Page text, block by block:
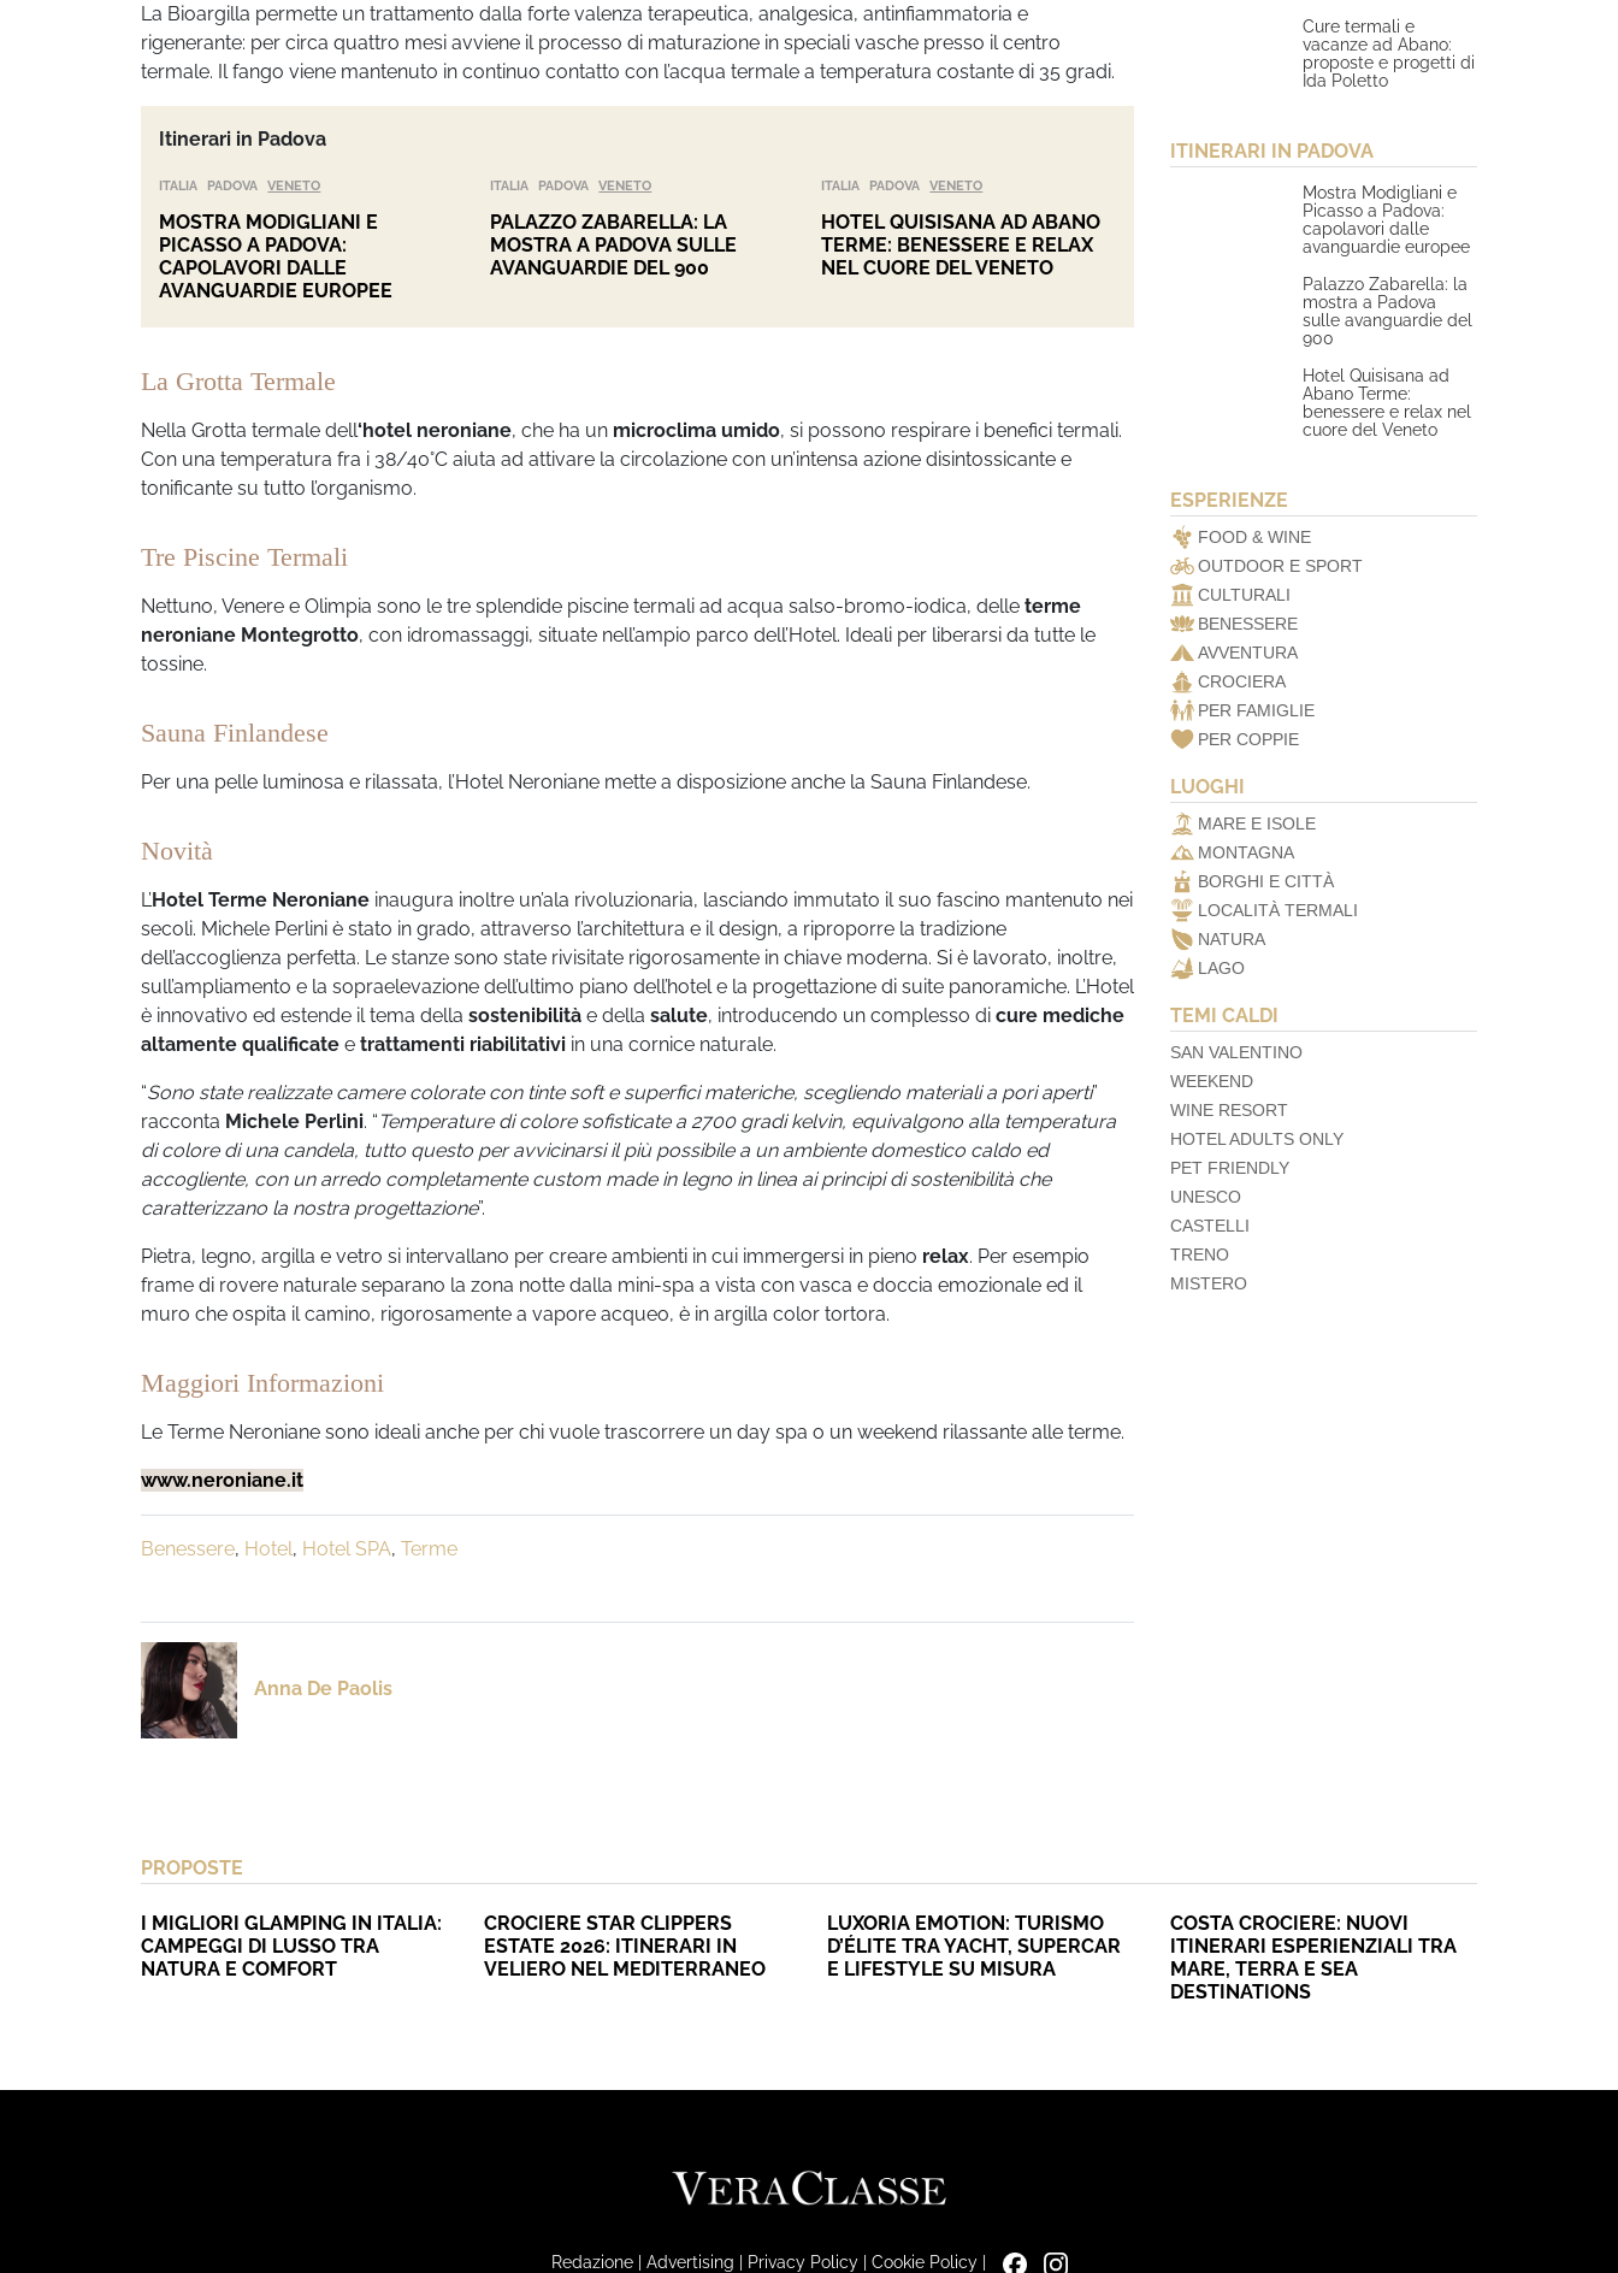
La Bioargilla permette un trattamento dalla forte valenza terapeutica, analgesica, antinfiammatoria e
rigenerante: per circa quattro mesi avviene il processo di maturazione in speciali vasche presso il centro
termale. Il fango viene mantenuto in continuo contatto con l’acqua termale a temperatura costante di 35 gradi.
Itinerari in Padova
ITALIA PADOVA VENETO
MOSTRA MODIGLIANI E
PICASSO A PADOVA:
CAPOLAVORI DALLE
AVANGUARDIE EUROPEE
ITALIA PADOVA VENETO
PALAZZO ZABARELLA: LA
MOSTRA A PADOVA SULLE
AVANGUARDIE DEL 900
ITALIA PADOVA VENETO
HOTEL QUISISANA AD ABANO
TERME: BENESSERE E RELAX
NEL CUORE DEL VENETO
La Grotta Termale
Nella Grotta termale dell‘hotel neroniane, che ha un microclima umido, si possono respirare i benefici termali.
Con una temperatura fra i 38/40°C aiuta ad attivare la circolazione con un’intensa azione disintossicante e
tonificante su tutto l’organismo.
Tre Piscine Termali
Nettuno, Venere e Olimpia sono le tre splendide piscine termali ad acqua salso-bromo-iodica, delle terme
neroniane Montegrotto, con idromassaggi, situate nell’ampio parco dell’Hotel. Ideali per liberarsi da tutte le
tossine.
Sauna Finlandese
Per una pelle luminosa e rilassata, l’Hotel Neroniane mette a disposizione anche la Sauna Finlandese.
Novità
L’Hotel Terme Neroniane inaugura inoltre un’ala rivoluzionaria, lasciando immutato il suo fascino mantenuto nei
secoli. Michele Perlini è stato in grado, attraverso l’architettura e il design, a riproporre la tradizione
dell’accoglienza perfetta. Le stanze sono state rivisitate rigorosamente in chiave moderna. Si è lavorato, inoltre,
sull’ampliamento e la sopraelevazione dell’ultimo piano dell’hotel e la progettazione di suite panoramiche. L’Hotel
è innovativo ed estende il tema della sostenibilità e della salute, introducendo un complesso di cure mediche
altamente qualificate e trattamenti riabilitativi in una cornice naturale.
“Sono state realizzate camere colorate con tinte soft e superfici materiche, scegliendo materiali a pori aperti”
racconta Michele Perlini. “ Temperature di colore sofisticate a 2700 gradi kelvin, equivalgono alla temperatura
di colore di una candela, tutto questo per avvicinarsi il più possibile a un ambiente domestico caldo ed
accogliente, con un arredo completamente custom made in legno in linea ai principi di sostenibilità che
caratterizzano la nostra progettazione”.
Pietra, legno, argilla e vetro si intervallano per creare ambienti in cui immergersi in pieno relax. Per esempio
frame di rovere naturale separano la zona notte dalla mini-spa a vista con vasca e doccia emozionale ed il
muro che ospita il camino, rigorosamente a vapore acqueo, è in argilla color tortora.
Maggiori Informazioni
Le Terme Neroniane sono ideali anche per chi vuole trascorrere un day spa o un weekend rilassante alle terme.
www.neroniane.it
Benessere, Hotel, Hotel SPA, Terme
Anna De Paolis
Cure termali e
vacanze ad Abano:
proposte e progetti di
Ida Poletto
ITINERARI IN PADOVA
Mostra Modigliani e
Picasso a Padova:
capolavori dalle
avanguardie europee
Palazzo Zabarella: la
mostra a Padova
sulle avanguardie del
900
Hotel Quisisana ad
Abano Terme:
benessere e relax nel
cuore del Veneto
ESPERIENZE
FOOD & WINE
OUTDOOR E SPORT
CULTURALI
BENESSERE
AVVENTURA
CROCIERA
PER FAMIGLIE
PER COPPIE
LUOGHI
MARE E ISOLE
MONTAGNA
BORGHI E CITTÀ
LOCALITÀ TERMALI
NATURA
LAGO
TEMI CALDI
SAN VALENTINO
WEEKEND
WINE RESORT
HOTEL ADULTS ONLY
PET FRIENDLY
UNESCO
CASTELLI
TRENO
MISTERO
PROPOSTE
I MIGLIORI GLAMPING IN ITALIA:
CAMPEGGI DI LUSSO TRA
NATURA E COMFORT
CROCIERE STAR CLIPPERS
ESTATE 2026: ITINERARI IN
VELIERO NEL MEDITERRANEO
LUXORIA EMOTION: TURISMO
D’ÉLITE TRA YACHT, SUPERCAR
E LIFESTYLE SU MISURA
COSTA CROCIERE: NUOVI
ITINERARI ESPERIENZIALI TRA
MARE, TERRA E SEA
DESTINATIONS
Redazione| Advertising | Privacy Policy| Cookie Policy|